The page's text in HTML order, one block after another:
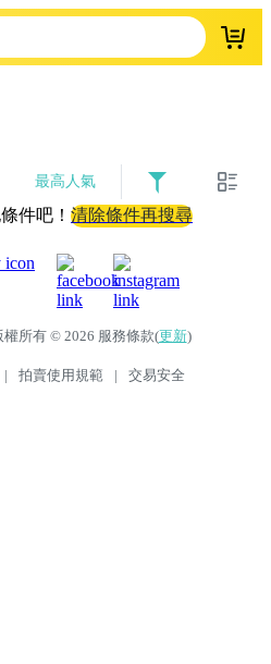
登入
最高人氣
件吧！ 清除條件再搜尋
權所有 © 2026 服務條款(更新)
| 拍賣使用規範 | 交易安全